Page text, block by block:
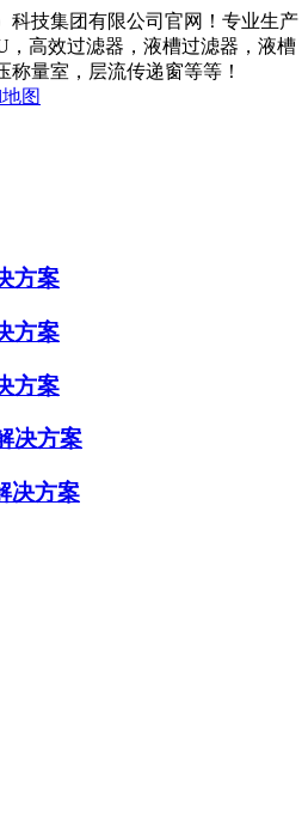
科技集团有限公司官网！专业生产
，高效过滤器，液槽过滤器，液槽
量室，层流传递窗等等！
图
方案
方案
方案
决方案
决方案